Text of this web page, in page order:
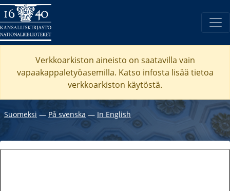
Verkkoarkiston aineisto on saatavilla vain
vapaakappaletyöasemilla. Katso infosta lisää tietoa
verkkoarkiston käytöstä.
Suomeksi ― På svenska ― In English